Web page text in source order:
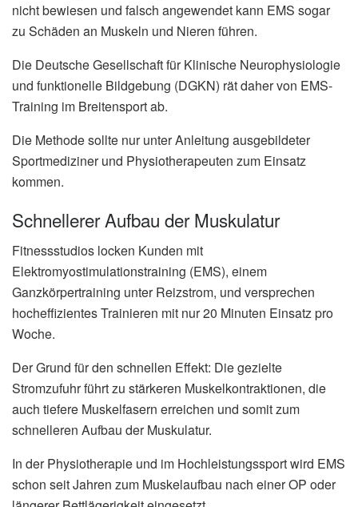
nicht bewiesen und falsch angewendet kann EMS sogar
zu Schäden an Muskeln und Nieren führen.
Die Deutsche Gesellschaft für Klinische Neurophysiologie
und funktionelle Bildgebung (DGKN) rät daher von EMS-
Training im Breitensport ab.
Die Methode sollte nur unter Anleitung ausgebildeter
Sportmediziner und Physiotherapeuten zum Einsatz
kommen.
Schnellerer Aufbau der Muskulatur
Fitnessstudios locken Kunden mit
Elektromyostimulationstraining (EMS), einem
Ganzkörpertraining unter Reizstrom, und versprechen
hocheffizientes Trainieren mit nur 20 Minuten Einsatz pro
Woche.
Der Grund für den schnellen Effekt: Die gezielte
Stromzufuhr führt zu stärkeren Muskelkontraktionen, die
auch tiefere Muskelfasern erreichen und somit zum
schnelleren Aufbau der Muskulatur.
In der Physiotherapie und im Hochleistungssport wird EMS
schon seit Jahren zum Muskelaufbau nach einer OP oder